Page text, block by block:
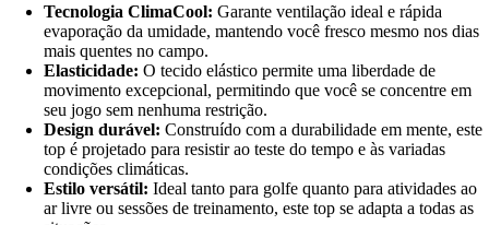
Tecnologia ClimaCool: Garante ventilação ideal e rápida
evaporação da umidade, mantendo você fresco mesmo nos dias
mais quentes no campo.
Elasticidade: O tecido elástico permite uma liberdade de
movimento excepcional, permitindo que você se concentre em
seu jogo sem nenhuma restrição.
Design durável: Construído com a durabilidade em mente, este
top é projetado para resistir ao teste do tempo e às variadas
condições climáticas.
Estilo versátil: Ideal tanto para golfe quanto para atividades ao
ar livre ou sessões de treinamento, este top se adapta a todas as